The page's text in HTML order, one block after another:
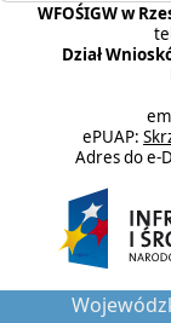
WFOŚIGW w
Dział
ePUAP:
Adres do e-